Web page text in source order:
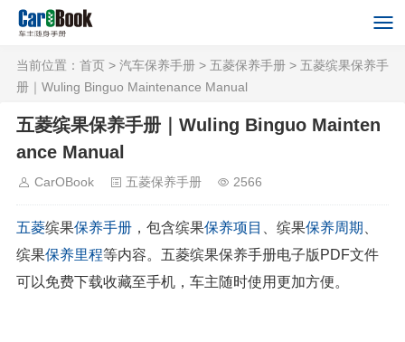
当前位置： 首页 > 汽车保养手册 > 五菱保养手册 > 五菱缤果保养手
册｜Wuling Binguo Maintenance Manual
五菱缤果保养手册｜Wuling Binguo Mainten
ance Manual
CarOBook 五菱保养手册 2566
五菱缤果保养手册 ，包含缤果保养项目 、缤果保养周期
缤果保养里程等内容。五菱缤果保养手册电子版PDF文件
可以免费下载收藏至手机，车主随时使用更加方便。